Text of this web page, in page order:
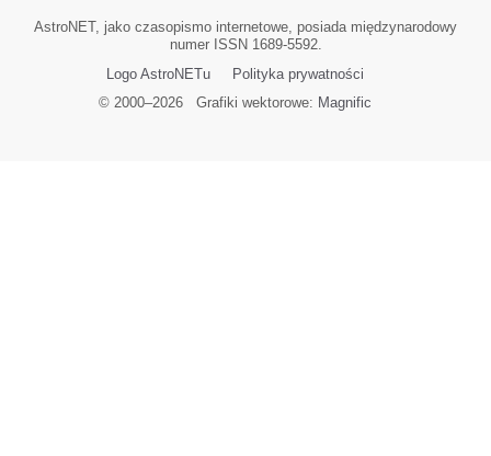
AstroNET, jako czasopismo internetowe, posiada międzynarodowy
numer ISSN 1689-5592.
Logo AstroNETu
Polityka prywatności
© 2000–2026Grafiki wektorowe: Magnific